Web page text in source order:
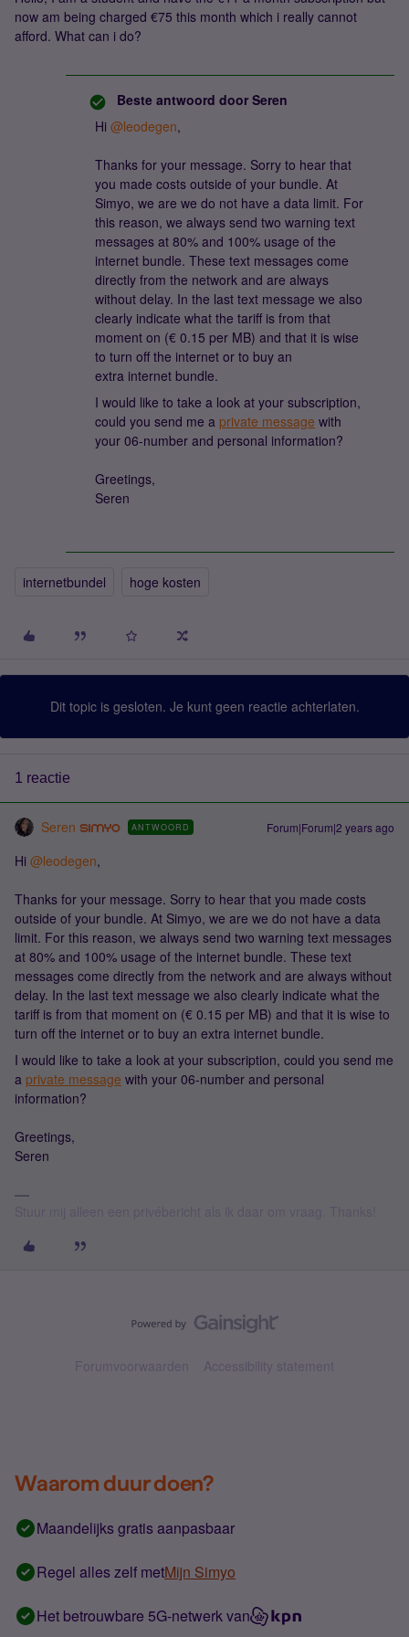
now am being charged €75 this month which i really cannot
afford. What can i do?
Beste antwoord door Seren
Hi @leodegen,
Thanks for your message. Sorry to hear that
you made costs outside of your bundle. At
Simyo, we are we do not have a data limit. For
this reason, we always send two warning text
messages at 80% and 100% usage of the
internet bundle. These text messages come
directly from the network and are always
without delay. In the last text message we also
clearly indicate what the tariff is from that
moment on (€ 0.15 per MB) and that it is wise
to turn off the internet or to buy an
extra internet bundle.
I would like to take a look at your subscription,
could you send me a private message with
your 06-number and personal information?
Greetings,
Seren
internetbundel hoge kosten
Dit topic is gesloten. Je kunt geen reactie achterlaten.
1 reactie
Seren ANTWOORD Forum|Forum|2 years ago
Hi @leodegen,
Thanks for your message. Sorry to hear that you made costs
outside of your bundle. At Simyo, we are we do not have a data
limit. For this reason, we always send two warning text messages
at 80% and 100% usage of the internet bundle. These text
messages come directly from the network and are always without
delay. In the last text message we also clearly indicate what the
tariff is from that moment on (€ 0.15 per MB) and that it is wise to
turn off the internet or to buy an extra internet bundle.
I would like to take a look at your subscription, could you send me
a private message with your 06-number and personal
information?
Greetings,
Seren
Forumvoorwaarden Accessibility statement
Waarom duur doen?
Maandelijks gratis aanpasbaar
Regel alles zelf metMijn Simyo
Het betrouwbare 5G-netwerk van